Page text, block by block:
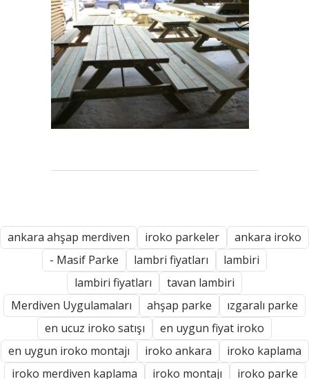
ankara ahşap merdiven iroko parkeler
ankara iroko
- Masif Parke
lambri fiyatları
lambiri
lambiri fiyatları
tavan lambiri
Merdiven Uygulamaları
ahşap parke
ızgaralı parke
en ucuz iroko satışı
en uygun fiyat iroko
en uygun iroko montajı
iroko ankara
iroko kaplama
iroko merdiven kaplama
iroko montajı
iroko parke